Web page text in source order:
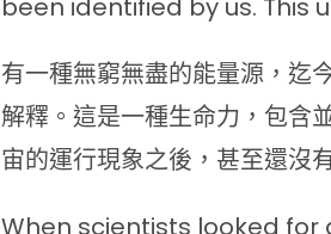
been identified by us. This
有一種無窮無盡的能量源，迄
解釋。這是一種生命力，包含
宙的運行現象之後，甚至還沒
When scientists looked for